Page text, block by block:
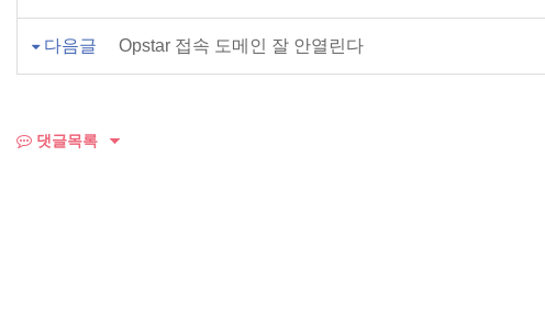
다음글 Opstar 접속 도메인 잘 안열린다
댓글목록